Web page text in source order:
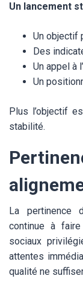
Un lancement
Un objectif
Des
Un appel à
Un
Plus l’objectif
stabilité.
La pertinence
continue à
sociaux
attentes
qualité ne